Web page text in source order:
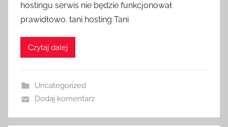
hostingu serwis nie będzie funkcjonował
prawidłowo. tani hosting Tani
Czytaj dalej
Uncategorized
Dodaj komentarz